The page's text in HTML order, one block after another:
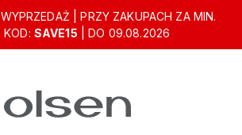
| PRZY ZAKUPACH ZA MIN.
SAVE15 | DO 09.08.2026